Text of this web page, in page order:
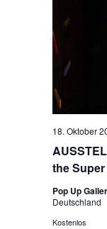
the Super
18. Oktober
Pop Up
Deutschland
Kostenlos